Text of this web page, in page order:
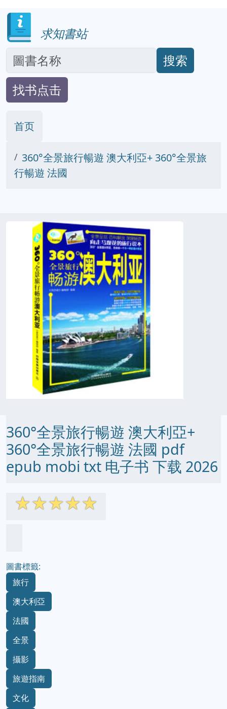
求知書站
搜索
找书点击
首页
360°全景旅行暢遊 澳大利亞+ 360°全景旅
行暢遊 法國
360°全景旅行暢遊 澳大利亞+
360°全景旅行暢遊 法國 pdf
epub mobi txt 电子书 下载 2026
☆☆☆☆☆
圖書標籤:
旅行
澳大利亞
法國
全景
攝影
旅遊指南
文化